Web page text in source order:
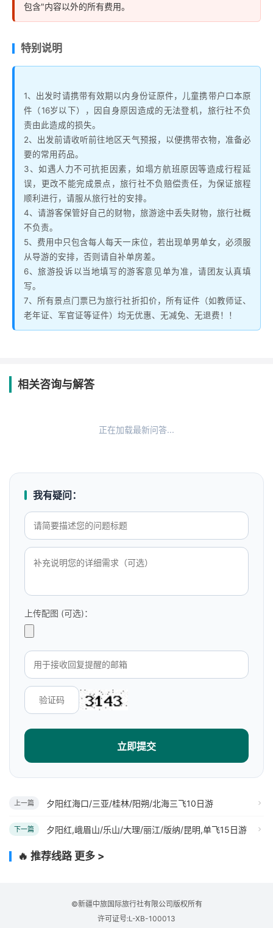
包含"内容以外的所有费用。
特别说明
1、出发时请携带有效期以内身份证原件，儿童携带户口本原
件（16岁以下），因自身原因造成的无法登机，旅行社不负
责由此造成的损失。
2、出发前请收听前往地区天气预报，以便携带衣物，准备必
要的常用药品。
3、如遇人力不可抗拒因素，如塌方航班原因等造成行程延
误，更改不能完成景点，旅行社不负赔偿责任，为保证旅程
顺利进行，请服从旅行社的安排。
4、请游客保管好自己的财物，旅游途中丢失财物，旅行社概
不负责。
5、费用中只包含每人每天一床位，若出现单男单女，必须服
从导游的安排，否则请自补单房差。
6、旅游投诉以当地填写的游客意见单为准，请团友认真填
写。
7、所有景点门票已为旅行社折扣价，所有证件（如教师证、
老年证、军官证等证件）均无优惠、无减免、无退费！！
相关咨询与解答
正在加载最新问答...
我有疑问：
上传配图 (可选)：
立即提交
上一篇 夕阳红海口/三亚/桂林/阳朔/北海三飞10日游
下一篇 夕阳红,峨眉山/乐山/大理/丽江/版纳/昆明,单飞15日游
🔥 推荐线路 更多 >
©新疆中旅国际旅行社有限公司版权所有
许可证号:L-XB-100013